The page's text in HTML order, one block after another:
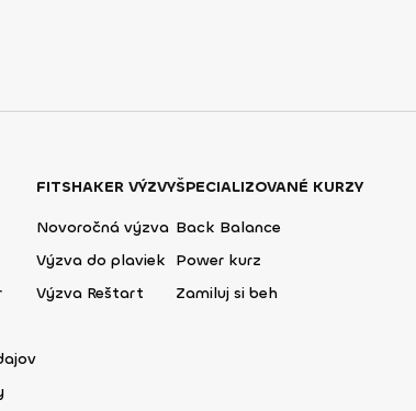
FITSHAKER VÝZVY
Novoročná výzva
Výzva do plaviek
Výzva Reštart
ŠPECIALIZOVANÉ KURZY
Back Balance
Power kurz
Zamiluj si beh